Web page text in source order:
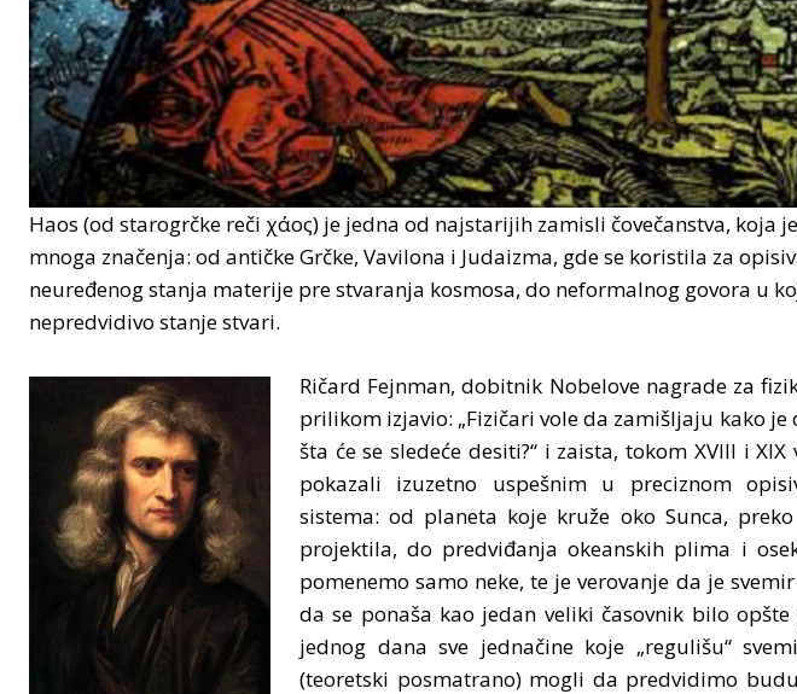
Haos (od starogrčke reči χάος) je jedna od najstarijih zamisli čovečanstva, koja
mnoga značenja: od antičke Grčke, Vavilona i Judaizma, gde se koristila za
neuređenog stanja materije pre stvaranja kosmosa, do neformalnog govora u
nepredvidivo stanje stvari.
Ričard Fejnman, dobitnik Nobelove nagrade za
prilikom izjavio: „Fizičari vole da zamišljaju kako je
šta će se sledeće desiti?“ i zaista, tokom XVIII i
pokazali izuzetno uspešnim u preciznom
sistema: od planeta koje kruže oko Sunca,
projektila, do predviđanja okeanskih plima i
pomenemo samo neke, te je verovanje da je
da se ponaša kao jedan veliki časovnik bilo
jednog dana sve jednačine koje „regulišu“
(teoretski posmatrano) mogli da predvidimo